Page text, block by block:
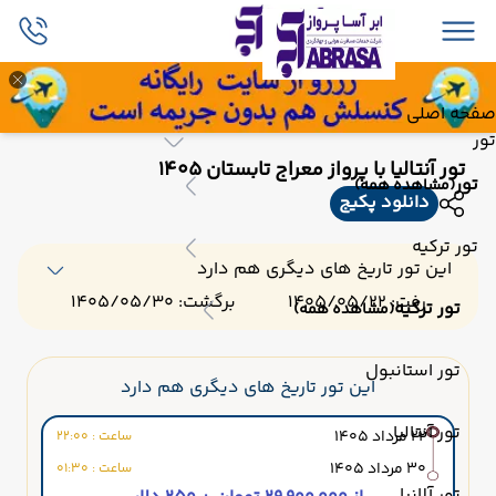
صفحه اصلی
تور
تور(مشاهده همه)
تور ترکیه
تور ترکیه(مشاهده همه)
تور استانبول
تور آنتالیا
تور آنتالیا با پرواز معراج تابستان 1405
دانلود پکیج
این تور تاریخ های دیگری هم دارد
رفت: 1405/05/22
برگشت: 1405/05/30
این تور تاریخ های دیگری هم دارد
22 مرداد 1405 ساعت : 22:00
30 مرداد 1405 ساعت : 01:30